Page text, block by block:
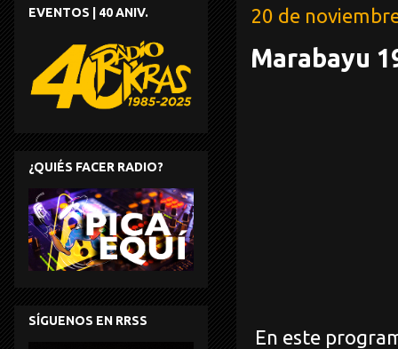
20 de
Marabayu
En este
EVENTOS | 40 ANIV.
¿QUIÉS FACER RADIO?
SÍGUENOS EN RRSS